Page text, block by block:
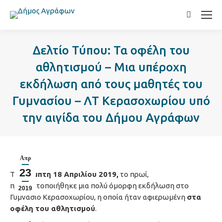
Search:
Δελτίο Τύπου: Τα οφέλη του
αθλητισμού – Μια υπέροχη
εκδήλωση από τους μαθητές του
Γυμνασίου – ΛΤ Κερασοχωρίου υπό
την αιγίδα του Δήμου Αγράφων
Απρ
23
2019
ΤηνΠέμπτη 18 Απριλίου 2019, το πρωί,
πραγματοποιήθηκε μια πολύ όμορφη εκδήλωση στο
Γυμνάσιο Κερασοχωρίου, η οποία ήταν αφιερωμένη στα
οφέλη του αθλητισμού.